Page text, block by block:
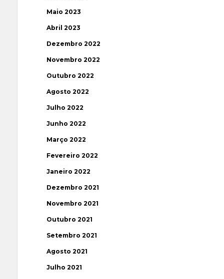
Maio 2023
Abril 2023
Dezembro 2022
Novembro 2022
Outubro 2022
Agosto 2022
Julho 2022
Junho 2022
Março 2022
Fevereiro 2022
Janeiro 2022
Dezembro 2021
Novembro 2021
Outubro 2021
Setembro 2021
Agosto 2021
Julho 2021